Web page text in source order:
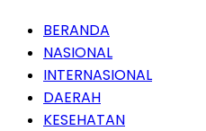
PrimaryBERANDA
NASIONAL
INTERNASIONAL
DAERAH
KESEHATAN